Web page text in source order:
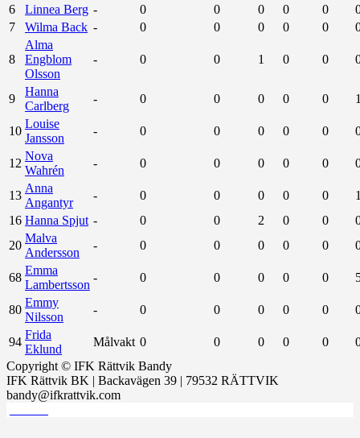
6 Linnea Berg - 0 0 0 0 0
7
Wilma Back - 0 0 0 0 0
8
Alma
Engblom
Olsson
- 0 0 1 0 0
9
Hanna
Carlberg
- 0 0 0 0 0
10
Louise
Jansson
- 0 0 0 0 0
12
Nova
Wahrén
- 0 0 0 0 0
13
Anna
Angantyr
- 0 0 0 0 0
16 Hanna Spjut - 0 0 2 0 0
20
Malva
Andersson
- 0 0 0 0 0
68
Emma
Lambertsson
- 0 0 0 0 0
80
Emmy
Nilsson
- 0 0 0 0 0
94
Frida
Eklund
Målvakt 0 0 0 0 0
Copyright © IFK Rättvik Bandy
IFK Rättvik BK | Backavägen 39 | 79532 RÄTTVIK
bandy@ifkrattvik.com